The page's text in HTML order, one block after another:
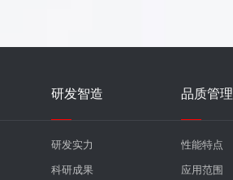
研发智造
研发实力
科研成果
品质管理
性能特点
应用范围